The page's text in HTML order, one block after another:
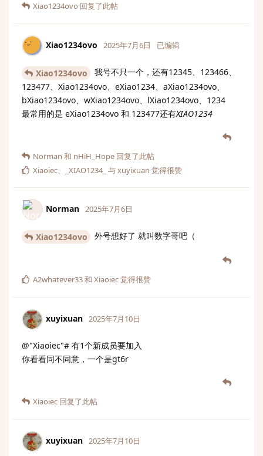
Xiao1234ovo 回复了此帖
Xiao1234ovo 2025年7月6日 已编辑
Xiao1234ovo
我号不只一个，还有12345、123466、
123477、Xiao1234ovo、eXiao1234、aXiao1234ovo、
bXiao1234ovo、wXiao1234ovo、lXiao1234ovo、1234
最常用的是 eXiao1234ovo 和 123477还有XIAO1234
Norman 和 nHiH_Hope 回复了此帖
Xiaoiec、 _XIAO1234_ 与xuyixuan 觉得很赞
Norman 2025年7月6日
Xiao1234ovo 外号想好了 就叫数字哥吧（
A2whatever33和 Xiaoiec觉得很赞
xuyixuan 2025年7月10日
@"Xiaoiec"# 有1个新成员要加入
你看看同不同意，一个是gt6r
Xiaoiec 回复了此帖
xuyixuan 2025年7月10日